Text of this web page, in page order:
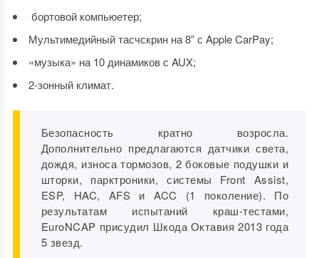
бортовой компьюетер;
Мультимедийный тасчскрин на 8” с Apple CarPay;
«музыка» на 10 динамиков с AUX;
2-зонный климат.
Безопасность кратно возросла.
Дополнительно предлагаются датчики света,
дождя, износа тормозов, 2 боковые подушки и
шторки, парктроники, системы Front Assist,
ESP, HAC, AFS и ACC (1 поколение). По
результатам испытаний краш-тестами,
EuroNCAP присудил Шкода Октавия 2013 года
5 звезд.